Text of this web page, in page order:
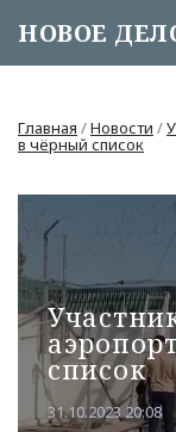
НОВОЕ
Главная /Новости /
в чёрный список
список
31.10.2023 20:08